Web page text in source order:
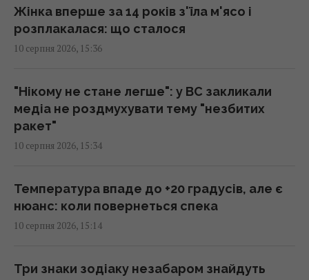
агроекспорт з України слідом за морським,
– ISW
15:32 понеділок, 10 серпня 2026
ШІ вирішуватиме, чим збивати дрони й
ракети: як працюватиме "Купол
Мікеланджело", - експерт
15:32 понеділок, 10 серпня 2026
В Антарктиді знайшли понад 45 тисяч
метеоритів, і зовсім не тому, що вони
частіше падають
Жінка вперше за 14 років з'їла м'ясо і
розплакалася: що сталося
10 серпня 2026, 15:36
"Нікому не стане легше": у ВС закликали
медіа не роздмухувати тему "незбитих
ракет"
10 серпня 2026, 15:34
Температура впаде до +20 градусів, але є
нюанс: коли повернеться спека
10 серпня 2026, 15:14
Три знаки зодіаку незабаром знайдуть